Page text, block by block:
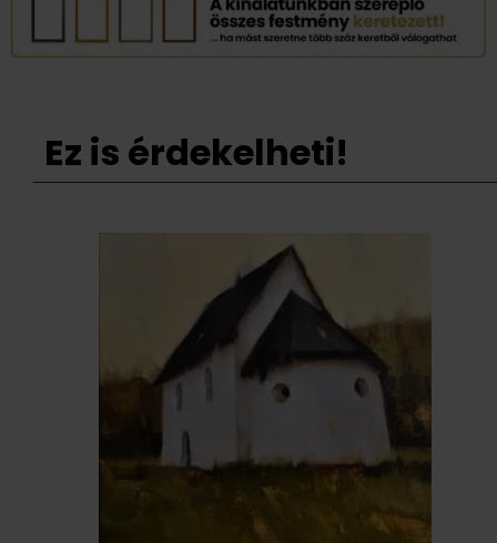
Ez is érdekelheti!